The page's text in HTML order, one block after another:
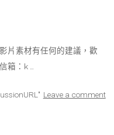
片素材有任何的建議，歡
箱：k …
Leave a comment